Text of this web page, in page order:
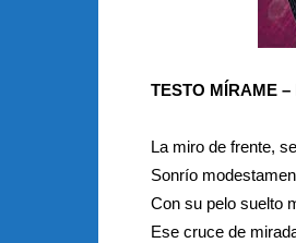
TESTO MÍRAME –
La miro de frente,
Sonrío
Con su pelo suelto
Ese cruce de